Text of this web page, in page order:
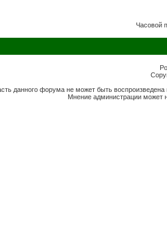
Часовой
данного форума не может быть
Мнение администрации может